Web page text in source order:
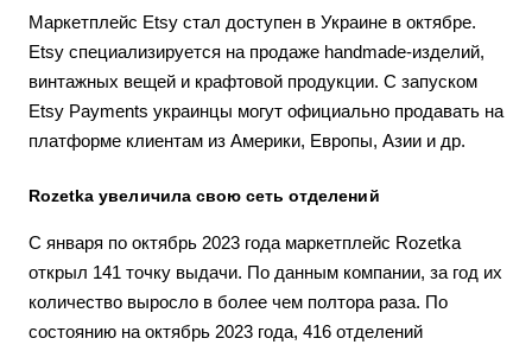
Маркетплейс Etsy стал доступен в Украине в октябре.
Etsy специализируется на продаже handmade-изделий,
винтажных вещей и крафтовой продукции. С запуском
Etsy Payments украинцы могут официально продавать на
платформе клиентам из Америки, Европы, Азии и др.
Rozetka увеличила свою сеть отделений
С января по октябрь 2023 года маркетплейс Rozetka
открыл 141 точку выдачи. По данным компании, за год их
количество выросло в более чем полтора раза. По
состоянию на октябрь 2023 года, 416 отделений